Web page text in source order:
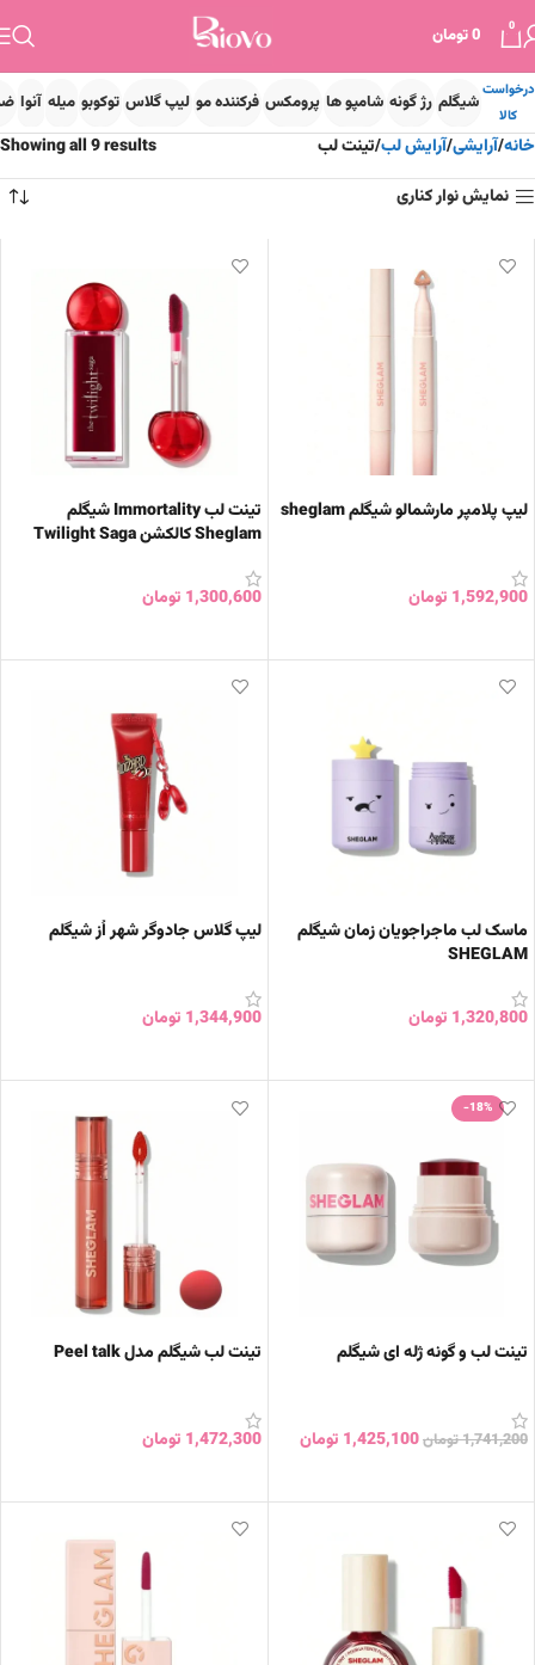
0
0تومان
درخواست
کالا
شیگلم رژ گونه شامپو ها پرومکس فرکننده مو لیپ گلاس توکوبو میله آنوا
خانه آرایشی آرایش لب تینت لب
Showing all 9 results
نمایش نوار کناری
لیپ پلامپر مارشمالو شیگلم sheglam
1,592,900 تومان
تینت لب Immortality شیگلم
Sheglam کالکشن Twilight Saga
1,300,600 تومان
ماسک لب ماجراجویان زمان شیگلم
SHEGLAM
1,320,800 تومان
لیپ گلاس جادوگر شهر اُز شیگلم
1,344,900 تومان
-18%
تینت لب و گونه ژله ای شیگلم
1,741,200تومان1,425,100 تومان
تینت لب شیگلم مدل Peel talk
1,472,300 تومان